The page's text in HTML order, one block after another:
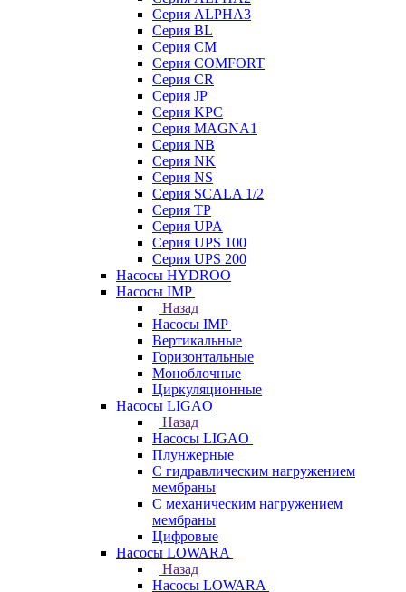
Серия ALPHA3
Серия BL
Серия CM
Серия COMFORT
Серия CR
Серия JP
Серия KPC
Серия MAGNA1
Серия NB
Серия NK
Серия NS
Серия SCALA 1/2
Серия TP
Серия UPA
Серия UPS 100
Серия UPS 200
Насосы HYDROO
Насосы IMP
Назад
Насосы IMP
Вертикальные
Горизонтальные
Моноблочные
Циркуляционные
Насосы LIGAO
Назад
Насосы LIGAO
Плунжерные
С гидравлическим нагружением
мембраны
С механическим нагружением
мембраны
Цифровые
Насосы LOWARA
Назад
Насосы LOWARA